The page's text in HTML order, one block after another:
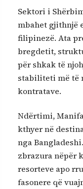
Sektori i
mbahet gjithnjë
filipinezë. Ata
bregdetit,
për shkak të
stabiliteti më të
kontratave.
Ndërtimi,
kthyer në
nga
zbrazura nëpër
resorteve apo
fasonere që